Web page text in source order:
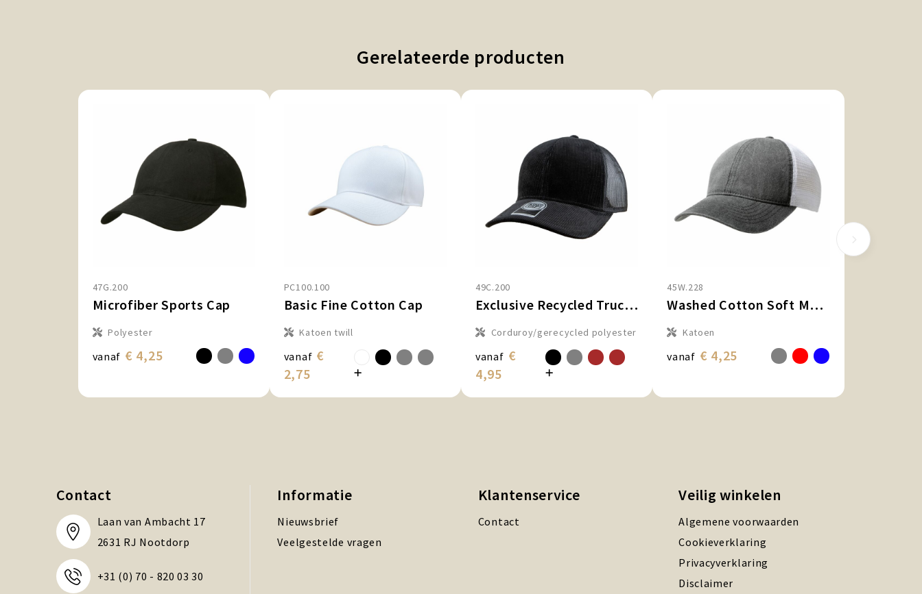
Gerelateerde producten
47G.200
Microfiber Sports Cap
Polyester
vanaf € 4,25
PC100.100
Basic Fine Cotton Cap
Katoen twill
vanaf €
2,75
49C.200
Exclusive Recycled Trucker Rib Cap
Corduroy/gerecycled polyester
vanaf €
4,95
45W.228
Washed Cotton Soft Mesh Trucker Cap
Katoen
vanaf € 4,25
Contact
Laan van Ambacht 17
2631 RJ Nootdorp
+31 (0) 70 - 820 03 30
Informatie
Nieuwsbrief
Veelgestelde vragen
Klantenservice
Contact
Veilig winkelen
Algemene voorwaarden
Cookieverklaring
Privacyverklaring
Disclaimer